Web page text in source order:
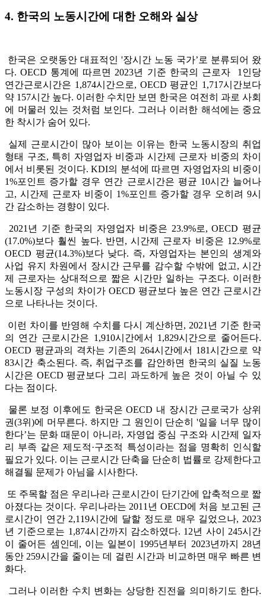
4. 한국의 노동시간에 대한 오해와 실상
한국은 오랫동안 대표적인 '장시간 노동 국가’로 분류되어 왔
다. OECD 통계에 따르면 2023년 기준 한국의 근로자 1인당
연간근로시간은 1,874시간으로, OECD 평균인 1,717시간보다
약 157시간 높다. 이러한 수치만 보면 한국은 여전히 과로 사회
에 머물러 있는 것처럼 보인다. 그러나 이러한 해석에는 중요
한 착시가 숨어 있다.
실제 근로시간이 많아 보이는 이유는 한국 노동시장의 취업
형태 구조, 특히 자영업자 비중과 시간제 근로자 비중의 차이
에서 비롯된 것이다. KDI의 분석에 따르면 자영업자의 비중이
1%포인트 증가할 경우 연간 근로시간은 평균 10시간 늘어나
고, 시간제 근로자 비중이 1%포인트 증가할 경우 오히려 9시
간 감소하는 경향이 있다.
2021년 기준 한국의 자영업자 비중은 23.9%로, OECD 평균
(17.0%)보다 훨씬 높다. 반면, 시간제 근로자 비중은 12.9%로
OECD 평균(14.3%)보다 낮다. 즉, 자영업자는 본인의 생계와
사업 유지 차원에서 장시간 근무를 감수할 수밖에 없고, 시간
제 근로자는 상대적으로 짧은 시간만 일하는 구조다. 이러한
노동시장 구성의 차이가 OECD 평균보다 높은 연간 근로시간
으로 나타나는 것이다.
이런 차이를 반영해 수치를 다시 계산하면, 2021년 기준 한국
의 연간 근로시간은 1,910시간에서 1,829시간으로 줄어든다.
OECD 평균과의 격차는 기존의 264시간에서 181시간으로 약
83시간 축소된다. 즉, 취업구조를 감안하면 한국의 실질 노동
시간은 OECD 평균보다 그리 과도하게 높은 것이 아닐 수 있
다는 점이다.
물론 보정 이후에도 한국은 OECD 내 장시간 근로국가 상위
권(3위)에 머무른다. 하지만 그 원인이 단순히 '일을 너무 많이
한다’는 문화 때문이 아니라, 자영업 중심 구조와 시간제 일자
리 부족 같은 제도적·구조적 특성이라는 점을 명확히 인식할
필요가 있다. 이는 근로시간 단축을 단순히 법률로 강제한다고
해결될 문제가 아님을 시사한다.
또 주목할 점은 우리나라 근로시간이 단기간에 압축적으로 짧
아졌다는 것이다. 우리나라는 2011년 OECD에 처음 보고된 근
로시간이 연간 2,119시간에 달할 정도로 매우 길었으나, 2023
년 기준으로는 1,874시간까지 감소하였다. 12년 사이 245시간
이 줄어든 셈인데, 이는 일본이 1995년부터 2023년까지 28년
동안 259시간을 줄이는 데 걸린 시간과 비교하면 매우 빠른 변
화다.
그러나 이러한 수치 변화는 상당한 진전을 의미하기도 한다.